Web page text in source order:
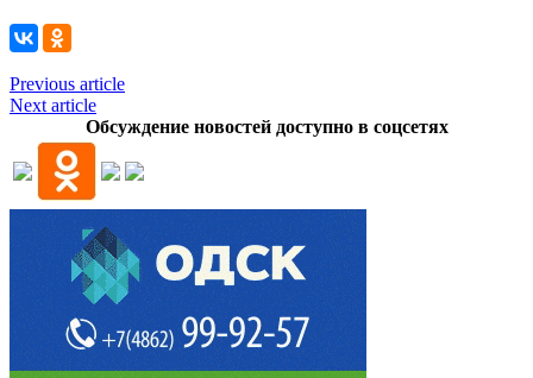
Previous article
Next article
Обсуждение новостей доступно в соцсетях